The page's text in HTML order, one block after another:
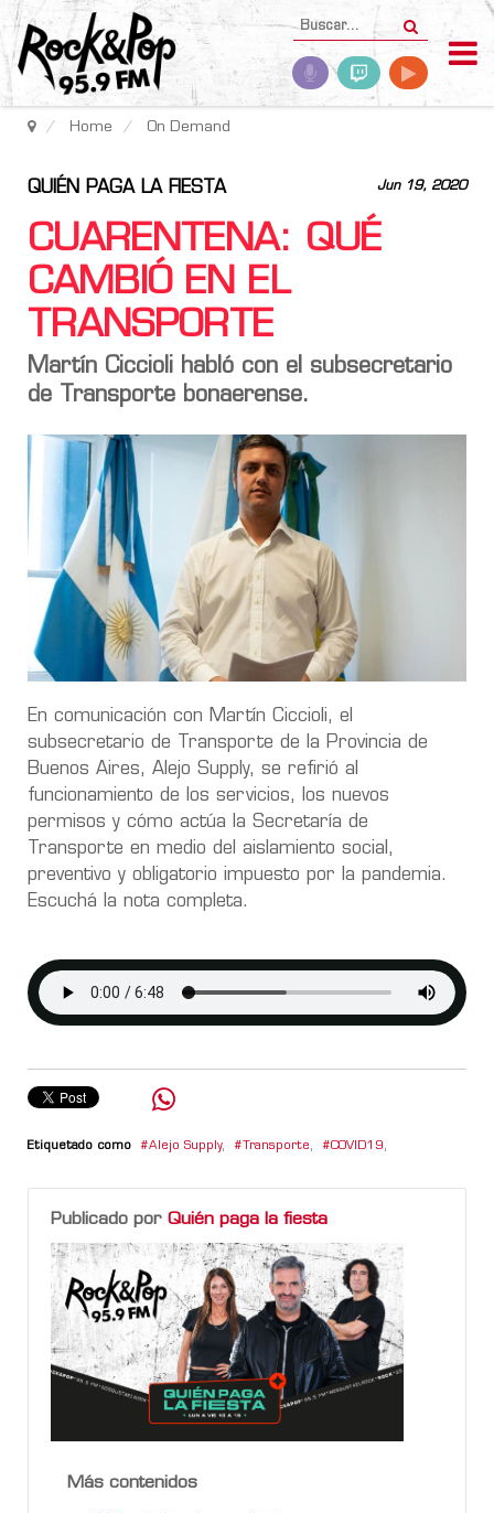
Home On Demand
Jun 19, 2020
QUIÉN PAGA LA FIESTA
CUARENTENA: QUÉ
CAMBIÓ EN EL
TRANSPORTE
Martín Ciccioli habló con el subsecretario
de Transporte bonaerense.
En comunicación con Martín Ciccioli, el
subsecretario de Transporte de la Provincia de
Buenos Aires, Alejo Supply, se refirió al
funcionamiento de los servicios, los nuevos
permisos y cómo actúa la Secretaría de
Transporte en medio del aislamiento social,
preventivo y obligatorio impuesto por la pandemia.
Escuchá la nota completa.
Etiquetado como Alejo Supply, Transporte, COVID19,
Publicado por Quién paga la fiesta
Más contenidos